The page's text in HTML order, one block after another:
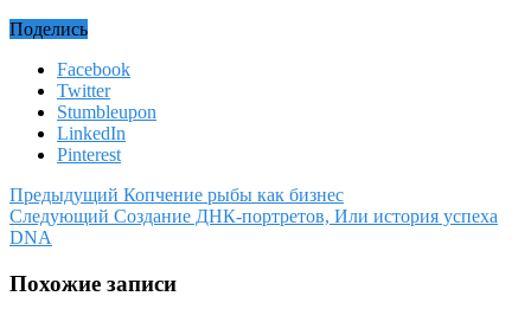
Поделись
Facebook
Twitter
Stumbleupon
LinkedIn
Pinterest
Предыдущий Копчение рыбы как бизнес
Следующий Создание ДНК-портретов, Или история успеха
DNA
Похожие записи